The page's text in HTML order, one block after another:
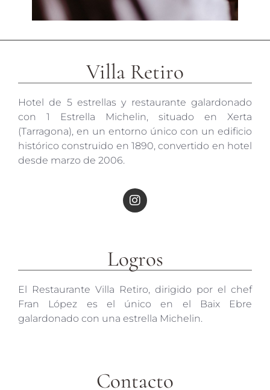
Villa Retiro
Hotel de 5 estrellas y restaurante galardonado
con 1 Estrella Michelin, situado en Xerta
(Tarragona), en un entorno único con un edificio
histórico construido en 1890, convertido en hotel
desde marzo de 2006.
Logros
El Restaurante Villa Retiro, dirigido por el chef
Fran López es el único en el Baix Ebre
galardonado con una estrella Michelin.
Contacto